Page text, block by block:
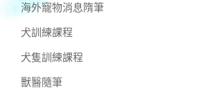
海外寵物消息隋筆
犬訓練課程
犬隻訓練課程
獸醫隨筆